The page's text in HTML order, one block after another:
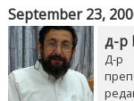
September 23,
д-р
Д-р